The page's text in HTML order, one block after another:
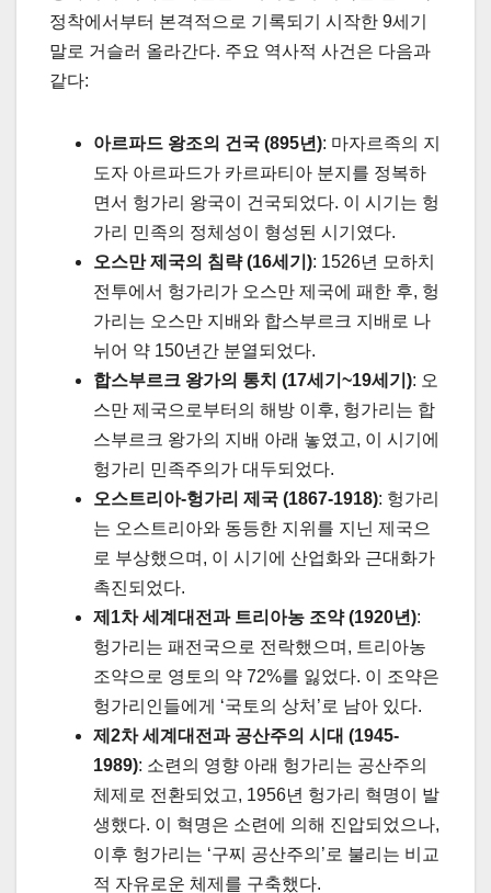
정착에서부터 본격적으로 기록되기 시작한 9세기
말로 거슬러 올라간다. 주요 역사적 사건은 다음과
같다:
아르파드 왕조의 건국 (895년): 마자르족의 지
도자 아르파드가 카르파티아 분지를 정복하
면서 헝가리 왕국이 건국되었다. 이 시기는 헝
가리 민족의 정체성이 형성된 시기였다.
오스만 제국의 침략 (16세기): 1526년 모하치
전투에서 헝가리가 오스만 제국에 패한 후, 헝
가리는 오스만 지배와 합스부르크 지배로 나
뉘어 약 150년간 분열되었다.
합스부르크 왕가의 통치 (17세기~19세기): 오
스만 제국으로부터의 해방 이후, 헝가리는 합
스부르크 왕가의 지배 아래 놓였고, 이 시기에
헝가리 민족주의가 대두되었다.
오스트리아-헝가리 제국 (1867-1918): 헝가리
는 오스트리아와 동등한 지위를 지닌 제국으
로 부상했으며, 이 시기에 산업화와 근대화가
촉진되었다.
제1차 세계대전과 트리아농 조약 (1920년):
헝가리는 패전국으로 전락했으며, 트리아농
조약으로 영토의 약 72%를 잃었다. 이 조약은
헝가리인들에게 ‘국토의 상처’로 남아 있다.
제2차 세계대전과 공산주의 시대 (1945-
1989): 소련의 영향 아래 헝가리는 공산주의
체제로 전환되었고, 1956년 헝가리 혁명이 발
생했다. 이 혁명은 소련에 의해 진압되었으나,
이후 헝가리는 ‘구찌 공산주의’로 불리는 비교
적 자유로운 체제를 구축했다.